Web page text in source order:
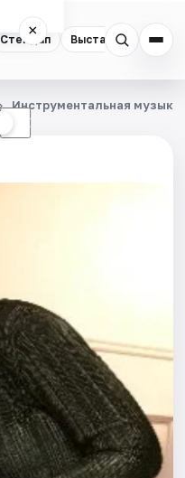
Стендап Выставки
×
☾
Инструментальная музыка